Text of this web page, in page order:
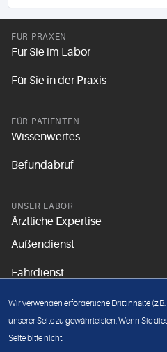
FÜR PRAXEN
Für Sie im Labor
Für Sie in der Praxis
FÜR PATIENTEN
Wissenwertes
Befundabruf
UNSER LABOR
Ärztliche Expertise
Außendienst
Fahrdienst
Unsere Grundsätze
Wir verwenden erforderliche Drittinhalte
unserer Seite zu gewährleisten. Wenn Sie
Seite bitte nicht.